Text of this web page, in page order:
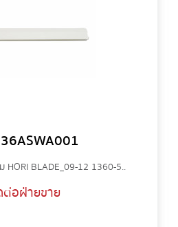
HORI BLADE_09-12 1360-5..
อฝ่ายขาย